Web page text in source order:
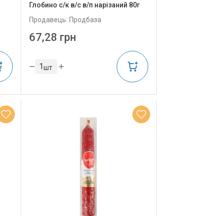
Глобино с/к в/с в/п нарізаний 80г
Продавець: Продбаза
67,28 грн
шт